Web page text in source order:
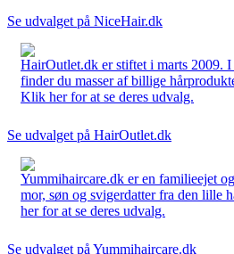
Se udvalget på NiceHair.dk
HairOutlet.dk er stiftet i marts 2009.
finder du masser af billige
Klik her for at se deres udvalg.
Se udvalget på HairOutlet.dk
Yummihaircare.dk er en familieejet
mor, søn og svigerdatter fra den lille
her for at se deres udvalg.
Se udvalget på Yummihaircare.dk